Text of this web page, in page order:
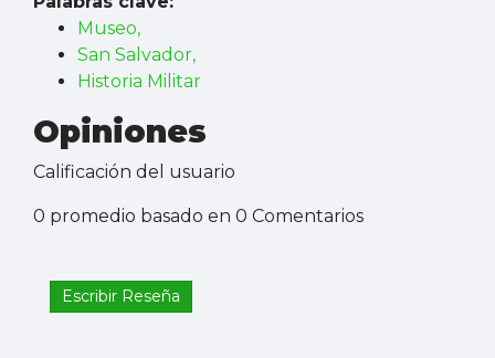
Museo,
San Salvador,
Historia Militar
Opiniones
Calificación del usuario
0 promedio basado en 0 Comentarios
Escribir Reseña